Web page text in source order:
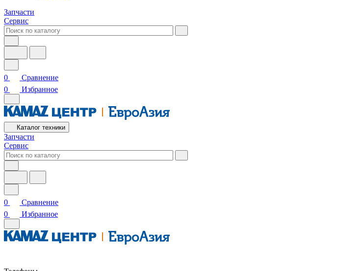
Запчасти
Сервис
0
Сравнение
0
Избранное
Каталог техники
Запчасти
Сервис
0
Сравнение
0
Избранное